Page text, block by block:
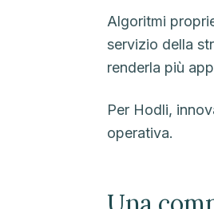
Algoritmi
servizio della
renderla più
Per Hodli,
operativa.